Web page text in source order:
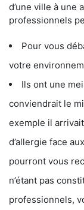
d’une ville à une
professionnels
Pour vous
votre
Ils ont une
conviendrait le
exemple il
d’allergie face
pourront vous
n’étant pas
professionnels,